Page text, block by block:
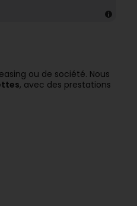
ou de société. Nous
, avec des prestations